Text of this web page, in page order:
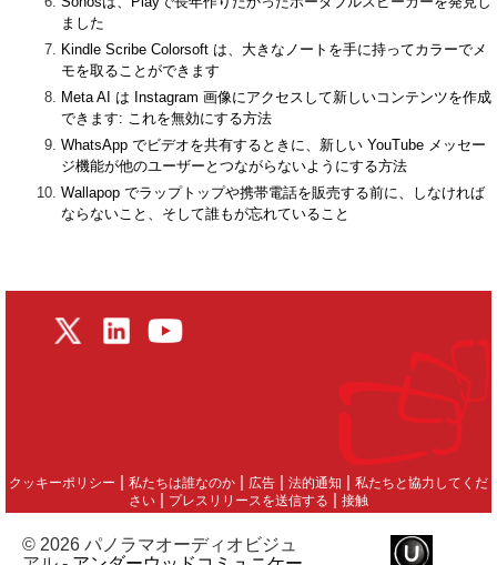
ました
Kindle Scribe Colorsoft は、大きなノートを手に持ってカラーでメ
モを取ることができます
Meta AI は Instagram 画像にアクセスして新しいコンテンツを作成
できます: これを無効にする方法
WhatsApp でビデオを共有するときに、新しい YouTube メッセー
ジ機能が他のユーザーとつながらないようにする方法
Wallapop でラップトップや携帯電話を販売する前に、しなければ
ならないこと、そして誰もが忘れていること
クッキーポリシー | 私たちは誰なのか | 広告 | 法的通知 | 私たちと協力してくだ
さい | プレスリリースを送信する | 接触
© 2026 パノラマオーディオビジュ